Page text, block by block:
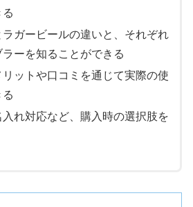
ガービールの違いと、それぞれ
ーを知ることができる
リットや口コミを通じて実際の使
れ対応など、購入時の選択肢を